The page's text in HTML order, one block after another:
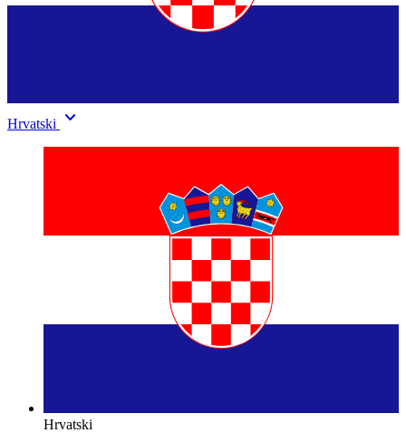
Hrvatski keyboard_arrow_down
Hrvatski